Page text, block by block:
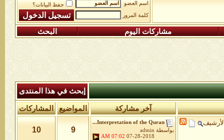
اسم العضو
حفظ البيانات؟
كلمة المرور
مشاركات اليوم البحث
إبحث في هذا المنتدى
آخر مشاركة المواضيع المشاركات
Interpretation of the Quran...
بواسطة admin
07-28-2018
07:02 AM
9
10